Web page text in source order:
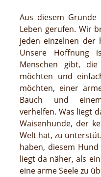
Aus diesem
Leben gerufen. Wir
jeden einzelnen der
Unsere Hoffnung
Menschen gibt,
möchten und
möchten, einer
Bauch und
verhelfen. Was liegt
Waisenhunde, der
Welt hat, zu
haben, diesem
liegt da näher, als
eine arme Seele zu